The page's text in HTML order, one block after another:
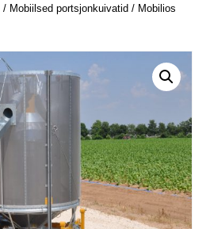
/ Mobiilsed portsjonkuivatid / Mobilios